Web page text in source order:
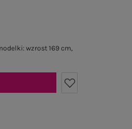
wzrost 169 cm,